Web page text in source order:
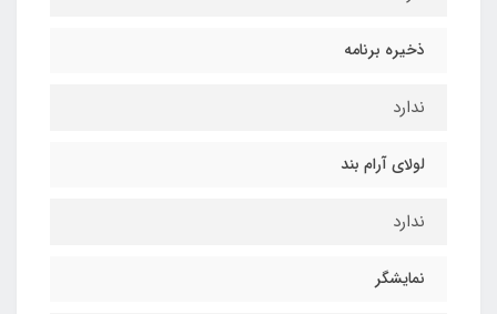
ذخیره برنامه
ندارد
لولای آرام بند
ندارد
نمایشگر